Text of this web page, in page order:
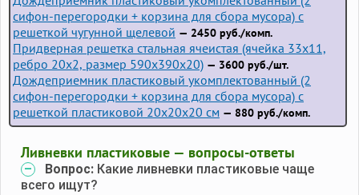
сифон-перегородки + корзина для сбора мусора) с
решеткой чугунной щелевой — 2450 руб./комп.
Придверная решетка стальная ячеистая (ячейка 33x11,
ребро 20x2, размер 590x390x20) — 3600 руб./шт.
Дождеприемник пластиковый укомплектованный (2
сифон-перегородки + корзина для сбора мусора) с
решеткой пластиковой 20х20х20 см — 880 руб./комп.
Ливневки пластиковые — вопросы-ответы
Вопрос: Какие ливневки пластиковые чаще
всего ищут?